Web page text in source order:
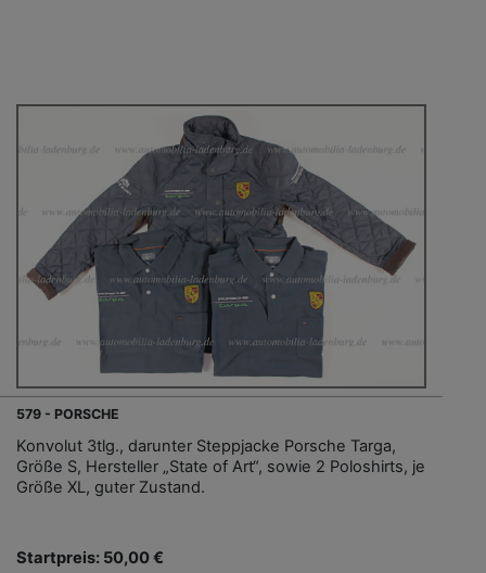
579 - PORSCHE
Konvolut 3tlg., darunter Steppjacke Porsche Targa,
Größe S, Hersteller „State of Art“, sowie 2 Poloshirts, je
Größe XL, guter Zustand.
Startpreis: 50,00 €